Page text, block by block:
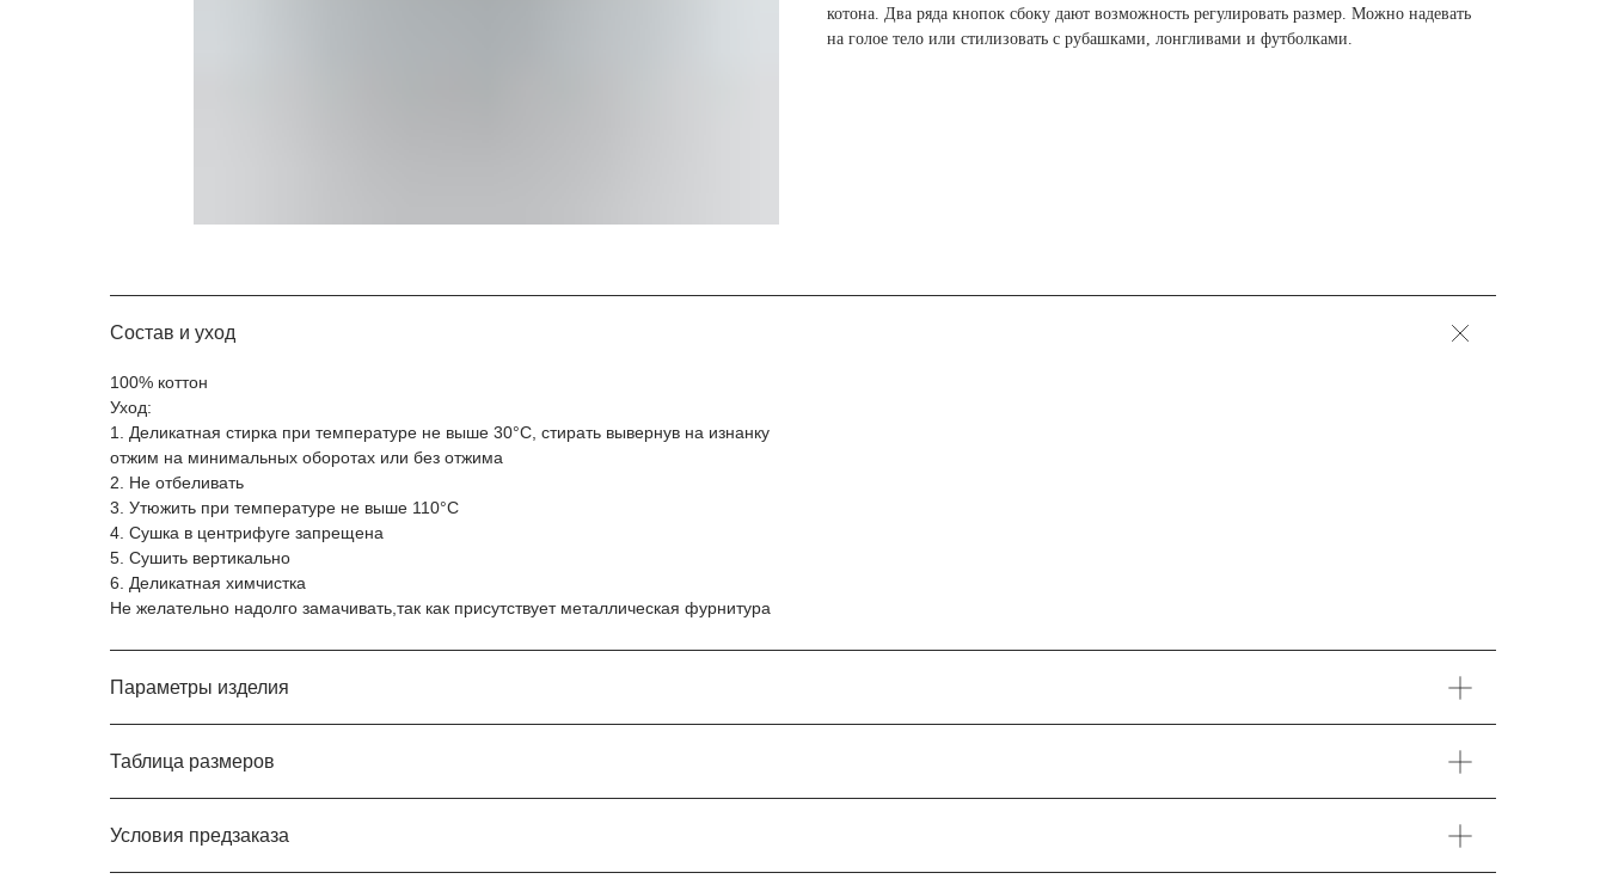
котона. Два ряда кнопок сбоку дают возможность регулировать размер. Можно надевать
на голое тело или стилизовать с рубашками, лонгливами и футболками.
Состав и уход
100% коттон
Уход:
1. Деликатная стирка при температуре не выше 30°C, стирать вывернув на изнанку
отжим на минимальных оборотах или без отжима
2. Не отбеливать
3. Утюжить при температуре не выше 110°C
4. Сушка в центрифуге запрещена
5. Сушить вертикально
6. Деликатная химчистка
Не желательно надолго замачивать,так как присутствует металлическая фурнитура
Параметры изделия
Таблица размеров
Условия предзаказа